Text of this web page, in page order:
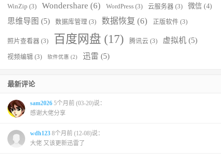
WinZip (3) Wondershare (6) WordPress (3) 云服务器 (3) 微信 (4)
思维导图 (5) 数据库管理 (3) 数据恢复 (6) 正版软件 (3)
照片查看器 (3) 百度网盘 (17) 腾讯云 (3) 虚拟机 (5)
视频编辑 (3) 软件优惠 (2) 迅雷 (5)
最新评论
sam2026 5个月前 (03-20)说：
感谢大佬分享
wdh123 8个月前 (12-08)说：
大佬 又该更新迅雷了